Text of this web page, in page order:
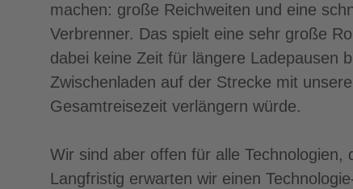
machen: große Reichweiten und eine
Verbrenner. Das spielt eine sehr große
dabei keine Zeit für längere Ladepausen
Zwischenladen auf der Strecke mit
Gesamtreisezeit verlängern würde.
Wir sind aber offen für alle
Langfristig erwarten wir einen